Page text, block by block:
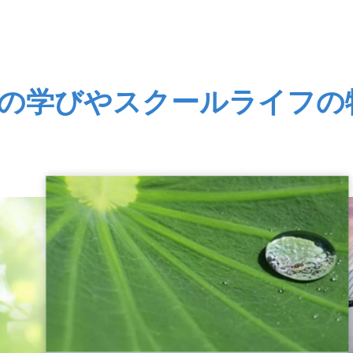
学びやスクールライフの